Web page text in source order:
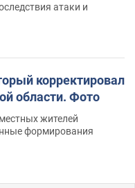
атаки и
корректировал
области. Фото
жителей
формирования